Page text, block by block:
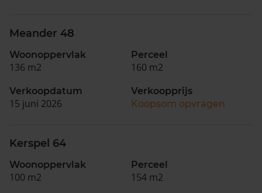
Meander 48
Woonoppervlak
136 m2
Perceel
160 m2
Verkoopdatum
15 juni 2026
Verkoopprijs
Koopsom opvragen
Kerspel 64
Woonoppervlak
100 m2
Perceel
154 m2